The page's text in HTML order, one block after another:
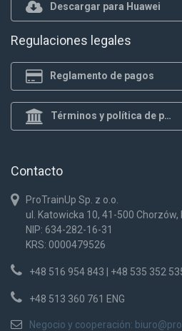
Descargar para Huawei
Regulaciones legales
Reglamento de pagos
Términos y política de privacidad
Contacto
ProTrainUp Sp. z o.o.
ul. Katowicka 10, 41-500 Chorzów,
NIP: 634-282-16-31
KRS: 0000479526
+48 516 954 843 | +48 535 352
+48 513 360 761 ENG
Negocio y cooperación: